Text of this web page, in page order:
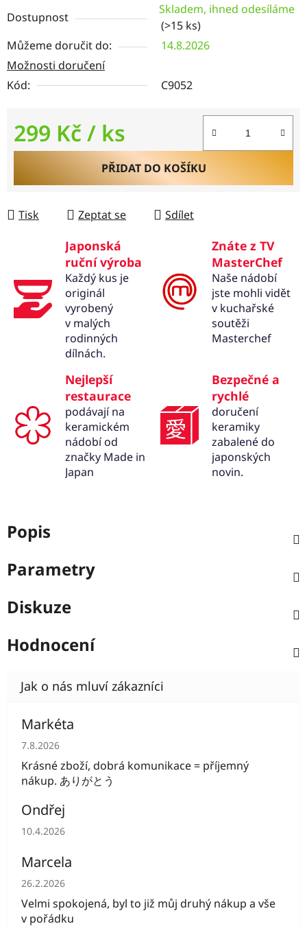
Dostupnost
Skladem, ihned odesíláme
(>15 ks)
Můžeme doručit do:
14.8.2026
Možnosti doručení
Kód:
C9052
299 Kč/ ks
Měrná cena:
PŘIDAT DO KOŠÍKU
Tisk Zeptat se Sdílet
Japonská
ruční výroba
Každý kus je
originál
vyrobený
v malých
rodinných
dílnách.
Znáte z TV
MasterChef
Naše nádobí
jste mohli vidět
v kuchařské
soutěži
Masterchef
Nejlepší
restaurace
podávají na
keramickém
nádobí od
značky Made in
Japan
Bezpečné a
rychlé
doručení
keramiky
zabalené do
japonských
novin.
Popis
Parametry
Diskuze
Hodnocení
Markéta
Hodnocení obchodu je 5 z 5 hvězdiček.
7.8.2026
Krásné zboží, dobrá komunikace = příjemný
nákup. ありがとう
Ondřej
Hodnocení obchodu je 5 z 5 hvězdiček.
10.4.2026
Marcela
Hodnocení obchodu je 5 z 5 hvězdiček.
26.2.2026
Velmi spokojená, byl to již můj druhý nákup a vše
v pořádku